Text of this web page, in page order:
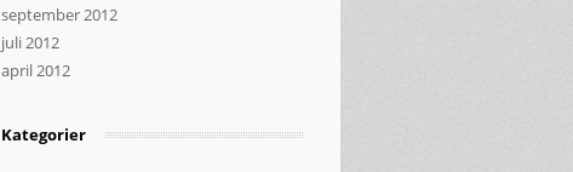
september 2012
juli 2012
april 2012
Kategorier